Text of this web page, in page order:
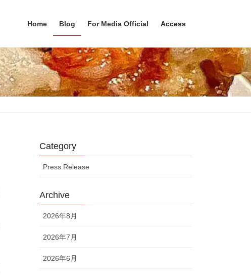
Home Blog For Media Official Access
Category
Press Release
Archive
2026年8月
2026年7月
2026年6月